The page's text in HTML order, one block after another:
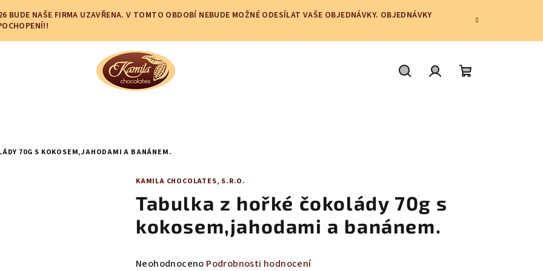
NAŠE FIRMA UZAVŘENA. V TOMTO OBDOBÍ NEBUDE MOŽNÉ ODESÍLAT VAŠE OBJEDNÁVKY. OBJEDNÁVKY
70G S KOKOSEM,JAHODAMI A BANÁNEM.
KAMILA CHOCOLATES, S.R.O.
Tabulka z hořké čokolády 70g s
kokosem,jahodami a banánem.
Průměrné
Neohodnoceno Podrobnosti hodnocení